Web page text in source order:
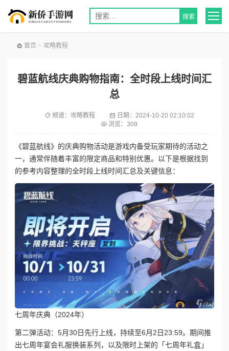
首页 > 攻略教程
碧蓝航线庆典购物指南：全时段上线时间汇
总
频道： 攻略教程 日期： 2024-10-20 02:10:02
浏览：309
《碧蓝航线》的庆典购物活动是游戏内备受玩家期待的活动之
一，通常伴随着丰富的限定商品和特别优惠。以下是根据找到
的参考内容整理的全时段上线时间汇总及关键信息：
七周年庆典（2024年）
第二弹活动：5月30日先行上线，持续至6月2日23:59。期间推
出七周年宴会礼服换装系列，以及限时上架的「七周年礼盒」